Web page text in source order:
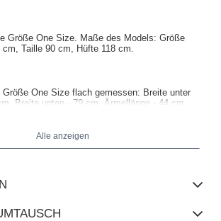
Größe One Size. Maße des Models: Größe
Taille 90 cm, Hüfte 118 cm
Größe One Size flach gemessen: Breite unter
Breite unten - 79 cm, Ärmellänge - 44 cm,
Alle anzeigen